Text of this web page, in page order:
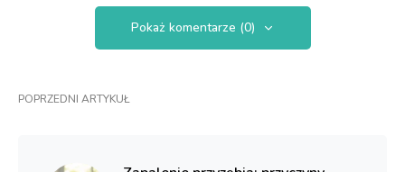
Pokaż komentarze (0)
POPRZEDNI ARTYKUŁ